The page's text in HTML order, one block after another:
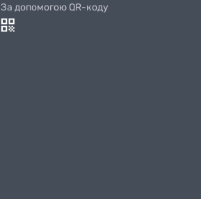
За допомогою QR-коду